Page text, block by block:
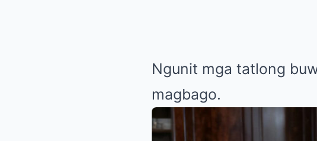
Ngunit mga tatlong
magbago.